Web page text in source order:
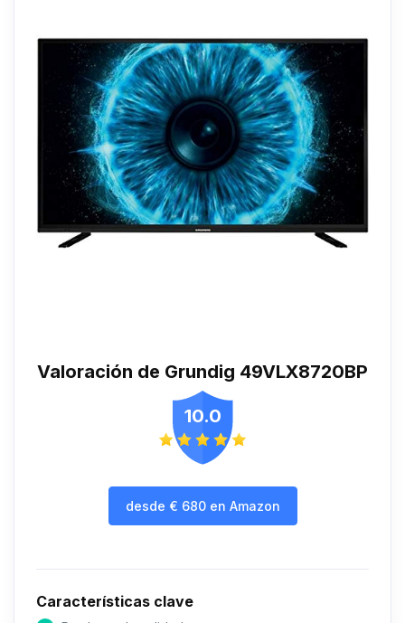
Valoración de Grundig 49VLX8720BP
10.0
desde € 680en Amazon
Características clave